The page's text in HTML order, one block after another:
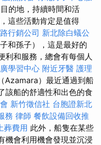
的地，持續時間和活
這些活動肯定是值得
行銷公司 新北除白蟻公
和孫子），這是最好的
利和服務，總會有每個人
學習中心 附近牙醫 護理
Azamara）最近通過到船
該船的舒適性和出色的食
新竹徵信社 台胞證新北
務 律師 餐飲設備回收推
葬費用 此外，船隻在某些
機會利用機會發現並沉浸